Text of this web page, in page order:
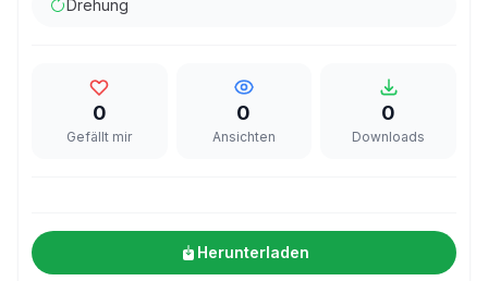
Drehung
0
Gefällt mir
0
Ansichten
0
Downloads
Herunterladen